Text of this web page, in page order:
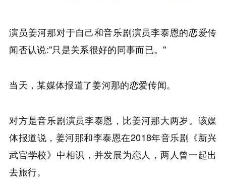
演员姜河那对于自己和音乐剧演员李泰恩的恋爱传
闻否认说:"只是关系很好的同事而已。"
当天，某媒体报道了姜河那的恋爱传闻。
对方是音乐剧演员李泰恩，比姜河那大两岁。该媒
体报道说，姜河那和李泰恩在2018年音乐剧《新兴
武官学校》中相识，并发展为恋人，两人曾一起出
去旅行。